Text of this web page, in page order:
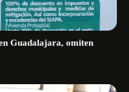
Guadalajara, omiten